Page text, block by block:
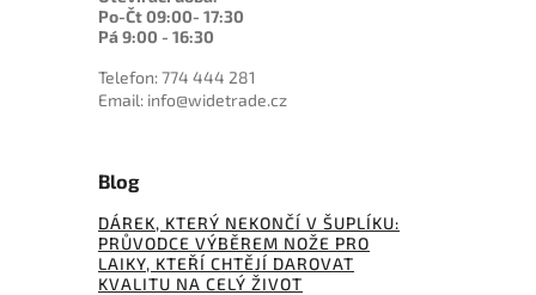
Master USA
Mikov
MTech
Ostatní 0
Ostatní
Pakistan
PMC27
Nitro-V
N695 BOHLER
ostatní
Po-Čt 09:00- 17:30
Pá 9:00 - 16:30
Telefon: 774 444 281
Email: info@widetrade.cz
Blog
DÁREK, KTERÝ NEKONČÍ V ŠUPLÍKU:
PRŮVODCE VÝBĚREM NOŽE PRO
LAIKY, KTEŘÍ CHTĚJÍ DAROVAT
KVALITU NA CELÝ ŽIVOT